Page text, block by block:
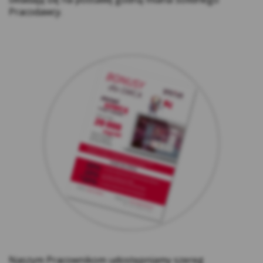
Pracodawcy.
Naszym Pracownikom udostępniamy szereg
Niezbędne pliki cookie– są niezbędne do
prawidłowego działania strony internetowej
na swoim urządzeniu wyraził na nie zgodę. Pliki
tego rodzaju wykorzystywane są w celu:
Zapewnienia bezpieczeństwa lub do
wykrywania nadużyć w zakresie
uwierzytelniania w ramach strony
internetowej;
Zapewnienia odpowiedniego wyświetlania
strony (w zależności od wykorzystywanego
urządzenia);
Podtrzymania sesji użytkownika na